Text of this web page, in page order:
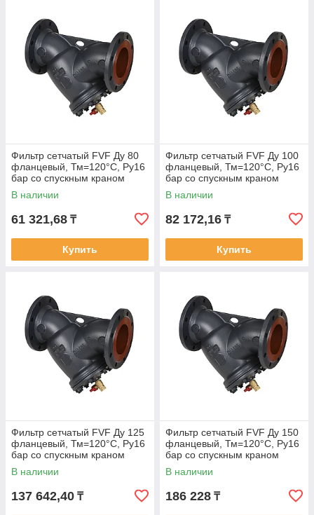
Фильтр сетчатый FVF Ду 80
фланцевый, Тм=120°С, Ру16
бар со спускным краном
В наличии
61 321,68 ₸
Купить
Фильтр сетчатый FVF Ду 100
фланцевый, Тм=120°С, Ру16
бар со спускным краном
В наличии
82 172,16 ₸
Купить
Фильтр сетчатый FVF Ду 125
фланцевый, Тм=120°С, Ру16
бар со спускным краном
В наличии
137 642,40 ₸
Фильтр сетчатый FVF Ду 150
фланцевый, Тм=120°С, Ру16
бар со спускным краном
В наличии
186 228 ₸